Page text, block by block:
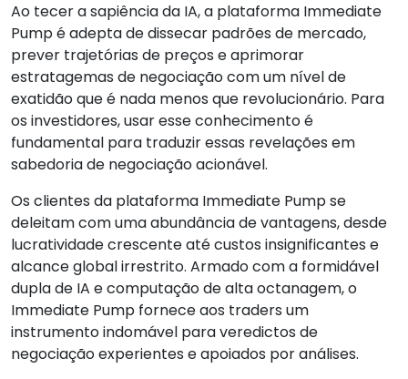
Ao tecer a sapiência da IA, a plataforma Immediate
Pump é adepta de dissecar padrões de mercado,
prever trajetórias de preços e aprimorar
estratagemas de negociação com um nível de
exatidão que é nada menos que revolucionário. Para
os investidores, usar esse conhecimento é
fundamental para traduzir essas revelações em
sabedoria de negociação acionável.
Os clientes da plataforma Immediate Pump se
deleitam com uma abundância de vantagens, desde
lucratividade crescente até custos insignificantes e
alcance global irrestrito. Armado com a formidável
dupla de IA e computação de alta octanagem, o
Immediate Pump fornece aos traders um
instrumento indomável para veredictos de
negociação experientes e apoiados por análises.